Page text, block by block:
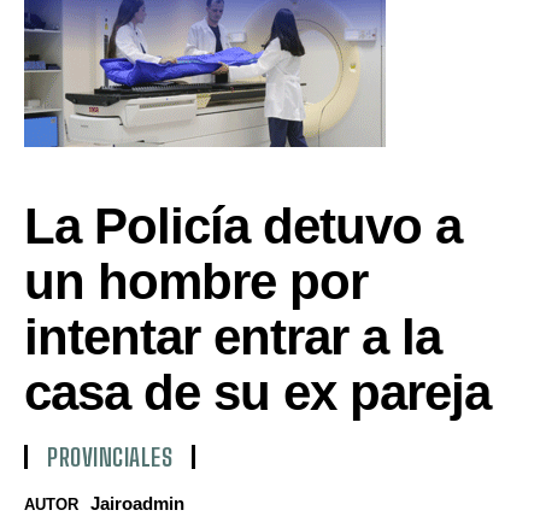
La Policía detuvo a
un hombre por
intentar entrar a la
casa de su ex pareja
PROVINCIALES
AUTOR Jairoadmin